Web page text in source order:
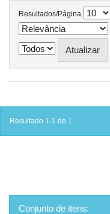
Resultados/Página
Resultado 1-1 de 1.
Conjunto de itens: